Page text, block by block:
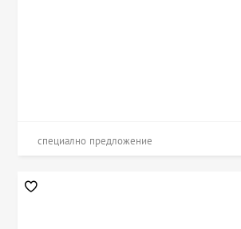
специално предложение